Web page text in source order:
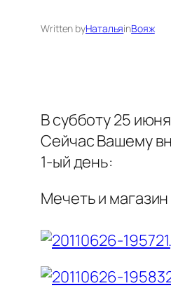
Written byНатальяinВояж
В субботу 25
Сейчас Вашему
1-ый день:
Мечеть и